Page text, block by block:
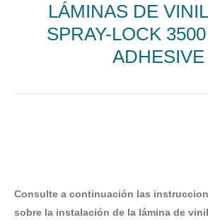
LÁMINAS DE
SPRAY-LOCK
ADHESIVE
Consulte a continuación las
sobre la instalación de la lámina de